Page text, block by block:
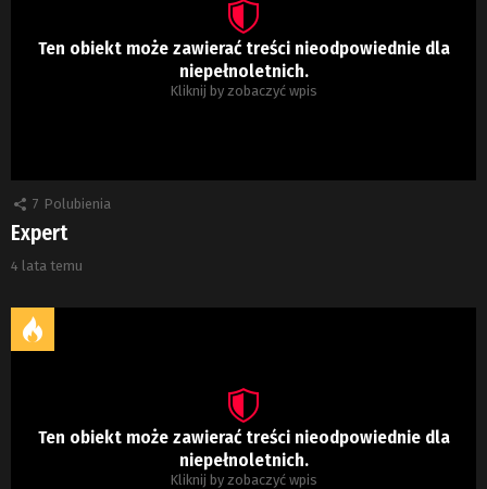
Ten obiekt może zawierać treści nieodpowiednie dla
niepełnoletnich.
Kliknij by zobaczyć wpis
7 Polubienia
Expert
4 lata temu
Ten obiekt może zawierać treści nieodpowiednie dla
niepełnoletnich.
Kliknij by zobaczyć wpis